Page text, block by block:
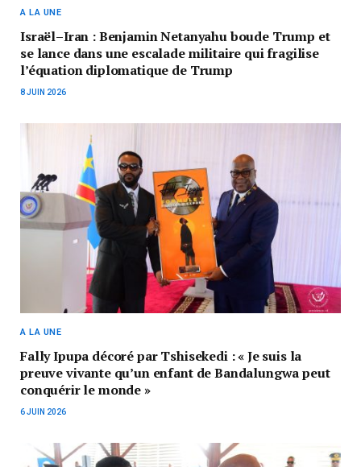
A LA UNE
Israël–Iran : Benjamin Netanyahu boude Trump et
se lance dans une escalade militaire qui fragilise
l’équation diplomatique de Trump
8 JUIN 2026
A LA UNE
Fally Ipupa décoré par Tshisekedi : « Je suis la
preuve vivante qu’un enfant de Bandalungwa peut
conquérir le monde »
6 JUIN 2026